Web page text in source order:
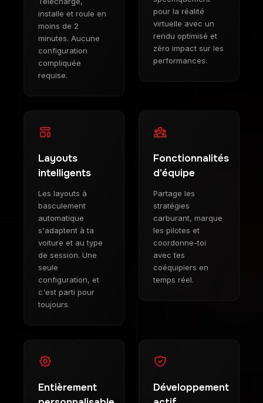
installe et roule en
moins de 2
minutes. Aucune
configuration
compliquée
requise.
pour la réalité
virtuelle avec un
rendu optimisé et
zéro impact sur les
performances.
Layouts
intelligents
Les layouts à
basculement
automatique
s'adaptent à ta
voiture et au type
de session. Une
seule
configuration, et
c'est parti pour
toujours.
Fonctionnalités
d'équipe
Partage les
stratégies
carburant, marque
les pilotes et
coordonne-toi
avec tes
coéquipiers en
temps réel.
Entièrement
Développement